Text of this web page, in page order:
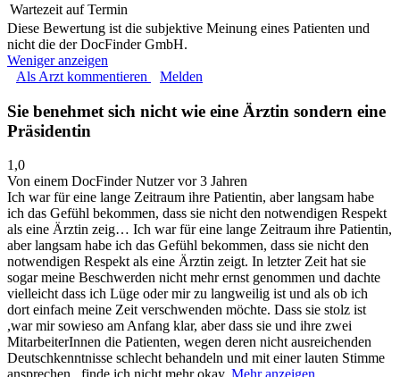
Wartezeit auf Termin
Diese Bewertung ist die subjektive Meinung eines Patienten und
nicht die der DocFinder GmbH.
Weniger anzeigen
Als Arzt kommentieren
Melden
Sie benehmet sich nicht wie eine Ärztin sondern eine
Präsidentin
1,0
Von einem DocFinder Nutzervor 3 Jahren
Ich war für eine lange Zeitraum ihre Patientin, aber langsam habe
ich das Gefühl bekommen, dass sie nicht den notwendigen Respekt
als eine Ärztin zeig… Ich war für eine lange Zeitraum ihre Patientin,
aber langsam habe ich das Gefühl bekommen, dass sie nicht den
notwendigen Respekt als eine Ärztin zeigt. In letzter Zeit hat sie
sogar meine Beschwerden nicht mehr ernst genommen und dachte
vielleicht dass ich Lüge oder mir zu langweilig ist und als ob ich
dort einfach meine Zeit verschwenden möchte. Dass sie stolz ist
,war mir sowieso am Anfang klar, aber dass sie und ihre zwei
MitarbeiterInnen die Patienten, wegen deren nicht ausreichenden
Deutschkenntnisse schlecht behandeln und mit einer lauten Stimme